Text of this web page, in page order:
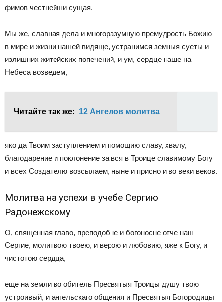
фимов честнейши сущая.
Мы же, славная дела и многоразумную премудрость Божию
в мире и жизни нашей видяще, устранимся земныя суеты и
излишних житейских попечений, и ум, сердце наше на
Небеса возведем,
Читайте так же: 12 Ангелов молитва
яко да Твоим заступлением и помощию славу, хвалу,
благодарение и поклонение за вся в Троице славимому Богу
и всех Создателю возсылаем, ныне и присно и во веки веков.
Молитва на успехи в учебе Сергию
Радонежскому
О, священная главо, преподобне и богоносне отче наш
Сергие, молитвою твоею, и верою и любовию, яже к Богу, и
чистотою сердца,
еще на земли во обитель Пресвятыя Троицы душу твою
устроивый, и ангельскаго общения и Пресвятыя Богородицы